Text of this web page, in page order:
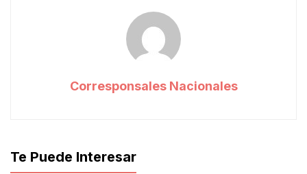
Corresponsales Nacionales
Te Puede Interesar